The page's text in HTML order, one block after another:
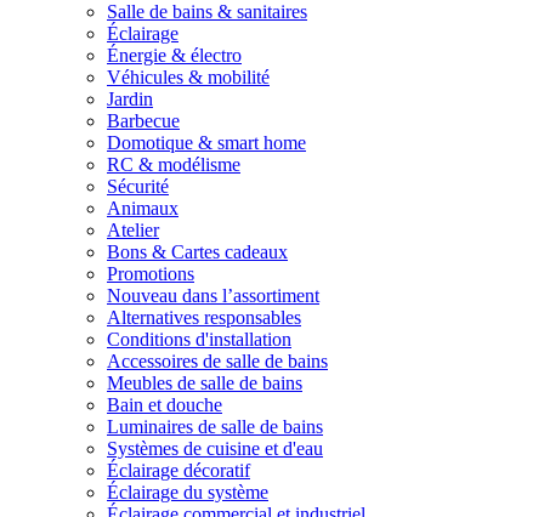
Salle de bains & sanitaires
Éclairage
Énergie & électro
Véhicules & mobilité
Jardin
Barbecue
Domotique & smart home
RC & modélisme
Sécurité
Animaux
Atelier
Bons & Cartes cadeaux
Promotions
Nouveau dans l’assortiment
Alternatives responsables
Conditions d'installation
Accessoires de salle de bains
Meubles de salle de bains
Bain et douche
Luminaires de salle de bains
Systèmes de cuisine et d'eau
Éclairage décoratif
Éclairage du système